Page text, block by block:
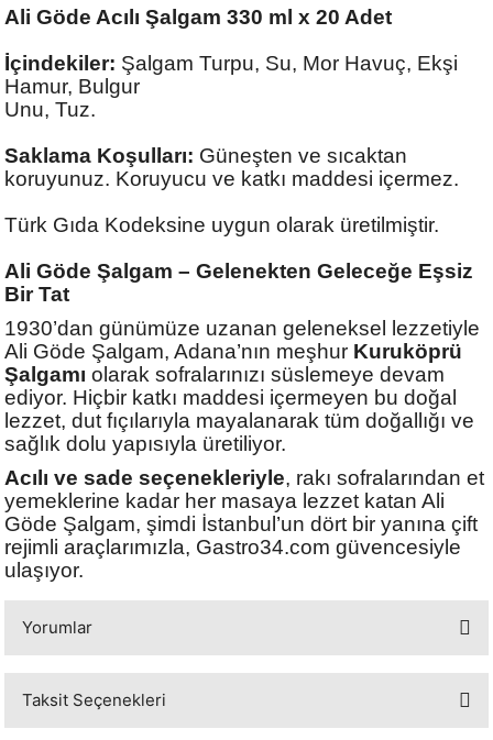
Ali Göde Acılı Şalgam 330 ml x 20 Adet
İçindekiler: Şalgam Turpu, Su, Mor Havuç, Ekşi
Hamur, Bulgur
Unu, Tuz.
Saklama Koşulları: Güneşten ve sıcaktan
koruyunuz. Koruyucu ve katkı maddesi içermez.
Türk Gıda Kodeksine uygun olarak üretilmiştir.
Ali Göde Şalgam – Gelenekten Geleceğe Eşsiz
Bir Tat
1930’dan günümüze uzanan geleneksel lezzetiyle
Ali Göde Şalgam, Adana’nın meşhur Kuruköprü
Şalgamı olarak sofralarınızı süslemeye devam
ediyor. Hiçbir katkı maddesi içermeyen bu doğal
lezzet, dut fıçılarıyla mayalanarak tüm doğallığı ve
sağlık dolu yapısıyla üretiliyor.
Acılı ve sade seçenekleriyle, rakı sofralarından et
yemeklerine kadar her masaya lezzet katan Ali
Göde Şalgam, şimdi İstanbul’un dört bir yanına çift
rejimli araçlarımızla, Gastro34.com güvencesiyle
ulaşıyor.
Yorumlar
Taksit Seçenekleri